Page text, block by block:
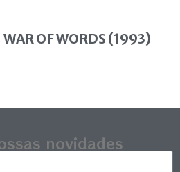
OF WORDS (1993)
novidades